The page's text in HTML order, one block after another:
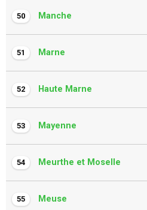
50 Manche
51 Marne
52 Haute Marne
53 Mayenne
54 Meurthe et Moselle
55 Meuse